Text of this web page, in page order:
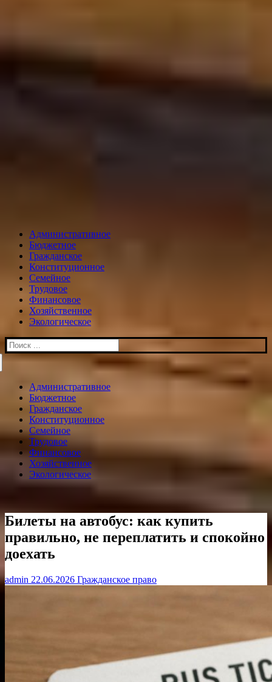
Административное
Бюджетное
Гражданское
Конституционное
Семейное
Трудовое
Финансовое
Хозяйственное
Экологическое
Искать:
Административное
Бюджетное
Гражданское
Конституционное
Семейное
Трудовое
Финансовое
Хозяйственное
Экологическое
Билеты на автобус: как купить
правильно, не переплатить и спокойно
доехать
admin 22.06.2026 Гражданское право